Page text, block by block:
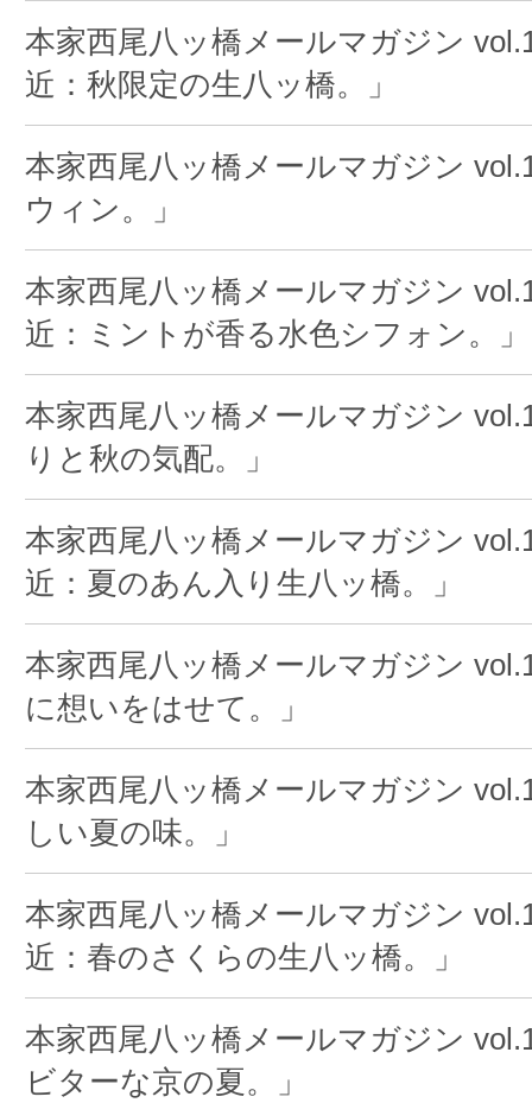
本家西尾八ッ橋メールマガジン
近：秋限定の生八ッ橋。」
本家西尾八ッ橋メールマガジン
ウィン。」
本家西尾八ッ橋メールマガジン
近：ミントが香る水色シフォン。」
本家西尾八ッ橋メールマガジン
りと秋の気配。」
本家西尾八ッ橋メールマガジン
近：夏のあん入り生八ッ橋。」
本家西尾八ッ橋メールマガジン
に想いをはせて。」
本家西尾八ッ橋メールマガジン
しい夏の味。」
本家西尾八ッ橋メールマガジン
近：春のさくらの生八ッ橋。」
本家西尾八ッ橋メールマガジン
ビターな京の夏。」